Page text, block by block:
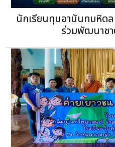
นักเรียนทุนอานันทมหิด
ร่วมพัฒนาช